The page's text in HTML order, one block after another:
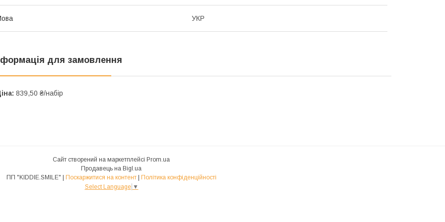
УКР
для замовлення
839,50 ₴/набір
Сайт створений на маркетплейсі Prom.ua
Продавець на Bigl.ua
Поскаржитися на контент
Політика конфіденційності
Select Language ▼